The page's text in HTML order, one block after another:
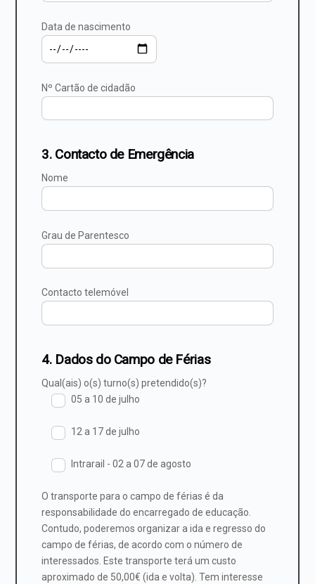
Data de nascimento
Nº Cartão de cidadão
3. Contacto de Emergência
Nome
Grau de Parentesco
Contacto telemóvel
4. Dados do Campo de Férias
Qual(ais) o(s) turno(s) pretendido(s)?
05 a 10 de julho
12 a 17 de julho
Intrarail - 02 a 07 de agosto
O transporte para o campo de férias é da
responsabilidade do encarregado de educação.
Contudo, poderemos organizar a ida e regresso do
campo de férias, de acordo com o número de
interessados. Este transporte terá um custo
aproximado de 50,00€ (ida e volta). Tem interesse